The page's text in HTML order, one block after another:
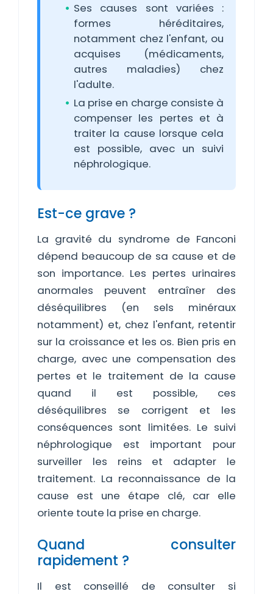
Ses causes sont variées :
formes héréditaires,
notamment chez l'enfant, ou
acquises (médicaments,
autres maladies) chez
l'adulte.
La prise en charge consiste à
compenser les pertes et à
traiter la cause lorsque cela
est possible, avec un suivi
néphrologique.
Est-ce grave ?
La gravité du syndrome de Fanconi
dépend beaucoup de sa cause et de
son importance. Les pertes urinaires
anormales peuvent entraîner des
déséquilibres (en sels minéraux
notamment) et, chez l'enfant, retentir
sur la croissance et les os. Bien pris en
charge, avec une compensation des
pertes et le traitement de la cause
quand il est possible, ces
déséquilibres se corrigent et les
conséquences sont limitées. Le suivi
néphrologique est important pour
surveiller les reins et adapter le
traitement. La reconnaissance de la
cause est une étape clé, car elle
oriente toute la prise en charge.
Quand consulter
rapidement ?
Il est conseillé de consulter si